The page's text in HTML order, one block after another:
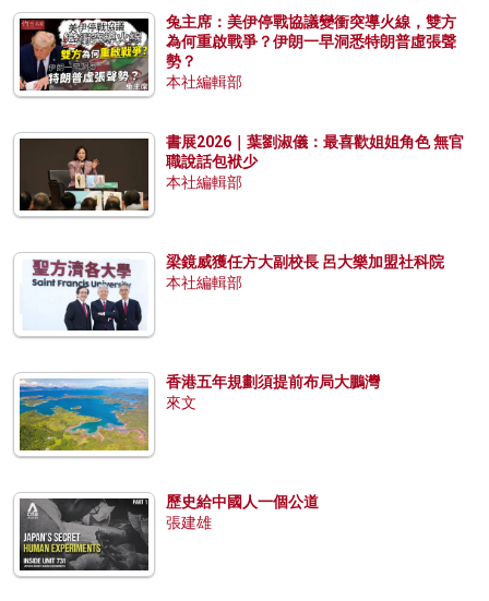
兔主席：美伊停戰協議變衝突導火線，雙方
為何重啟戰爭？伊朗一早洞悉特朗普虛張聲
勢？
本社編輯部
書展2026｜葉劉淑儀：最喜歡姐姐角色 無官
職說話包袱少
本社編輯部
梁鏡威獲任方大副校長 呂大樂加盟社科院
本社編輯部
香港五年規劃須提前布局大鵬灣
來文
歷史給中國人一個公道
張建雄